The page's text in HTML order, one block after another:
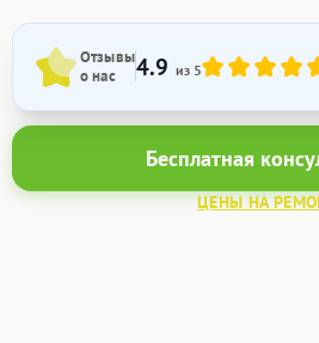
Отзывы
о нас
4.9 из 5
Бесплатная
ЦЕНЫ НА